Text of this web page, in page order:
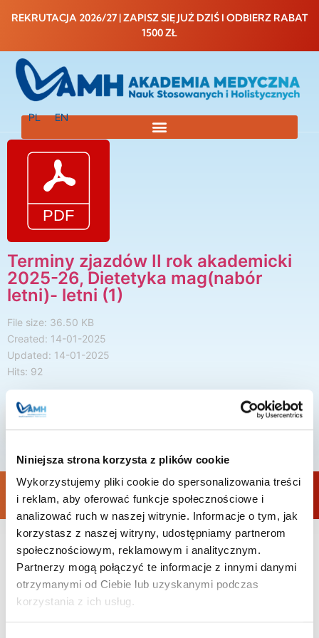
Niniejsza strona korzysta z plików cookie
Wykorzystujemy pliki cookie do spersonalizowania treści
i reklam, aby oferować funkcje społecznościowe i
analizować ruch w naszej witrynie. Informacje o tym, jak
korzystasz z naszej witryny, udostępniamy partnerom
społecznościowym, reklamowym i analitycznym.
Partnerzy mogą połączyć te informacje z innymi danymi
otrzymanymi od Ciebie lub uzyskanymi podczas
korzystania z ich usług.
treści
REKRUTACJA 2026/27 | ZAPISZ SIĘ JUŻ DZIŚ I ODBIERZ RABAT
1500 ZŁ
PL EN
Terminy zjazdów II rok akademicki
2025-26, Dietetyka mag(nabór
letni)- letni (1)
File size: 36.50 KB
Created: 14-01-2025
Updated: 14-01-2025
Hits: 92
Akademia Medyczna Nauk Stosowanych i Holistycznych wcześniej
Wyższa Szkoła Rehabilitacji. Nowa nazwa – nowe perspektywy
Akademia
Medyczna
REGON
140942044
NIP